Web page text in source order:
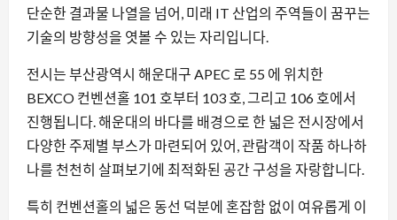
단순한 결과물 나열을 넘어, 미래 IT 산업의 주역들이 꿈꾸는
기술의 방향성을 엿볼 수 있는 자리입니다.
전시는 부산광역시 해운대구 APEC 로 55 에 위치한
BEXCO 컨벤션홀 101 호부터 103 호, 그리고 106 호에서
진행됩니다. 해운대의 바다를 배경으로 한 넓은 전시장에서
다양한 주제별 부스가 마련되어 있어, 관람객이 작품 하나하
나를 천천히 살펴보기에 최적화된 공간 구성을 자랑합니다.
특히 컨벤션홀의 넓은 동선 덕분에 혼잡함 없이 여유롭게 이